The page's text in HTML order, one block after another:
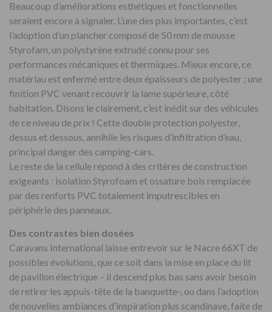
Beaucoup d’améliorations esthétiques et fonctionnelles
seraient encore à signaler. L’une des plus importantes, c’est
l’adoption d’un plancher composé de 50 mm de mousse
Styrofam, un polystyrène extrudé connu pour ses
performances mécaniques et thermiques. Mieux encore, ce
matériau est enfermé entre deux épaisseurs de polyester ; une
finition PVC venant recouvrir la lame supérieure, côté
habitation. Disons le clairement, c’est inédit sur des véhicules
de ce niveau de prix ! Cette double protection polyester,
dessus et dessous, annihile les risques d’infiltration d’eau,
principal danger des camping-cars.
Le reste de la cellule répond à des critères de construction
exigeants : isolation Styrofoam et ossature bois remplacée
par des renforts PVC totalement imputrescibles en
périphérie des panneaux.
Des contrastes bien dosées
Caravans International laisse entrevoir sur le Nacre 66XT de
possibles évolutions, que ce soit dans la mise en place du lit
de pavillon électrique – il descend plus bas sans avoir besoin
de retirer les appuis-tête de la banquette-, ou dans l’adoption
de nouvelles ambiances d’inspiration plus scandinave, faite de